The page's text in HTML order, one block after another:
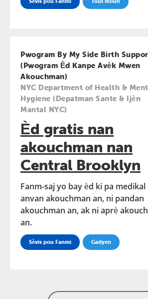
Pwogram By My Side Birth
(Pwogram Èd Kanpe Avèk Mwen
Akouchman)
NYC Department of Health &
Hygiene (Depatman Sante & Ijèn
Mantal NYC)
Èd gratis nan
akouchman nan
Central Brooklyn
Fanm-saj yo bay èd ki pa medikal
anvan akouchman an, ni pandan
akouchman an, ak ni aprè
an.
Sèvis pou Fanmi Gadyen